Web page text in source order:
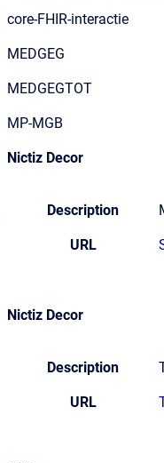
core-FHIR-interactie
MEDGEG
MEDGEGTOT
MP-MGB
Nictiz Decor
Description
URL
Nictiz Decor
Description
URL